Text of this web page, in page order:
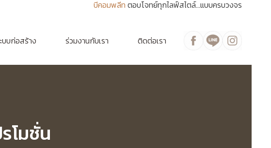
บีคอมพลีท ตอบโจทย์ทุกไลฟ์สไตล์...แบบครบวงจร
บบก่อสร้าง ร่วมงานกับเรา ติดต่อเรา
โมชั่น